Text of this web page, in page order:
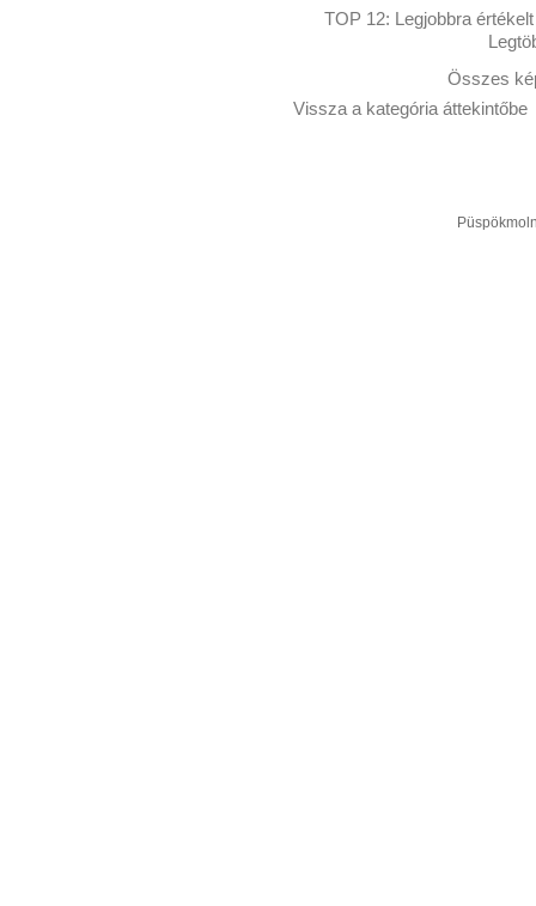
TOP 12: Legjobbra értékelt
Összes
Vissza a kategória áttekintőbe